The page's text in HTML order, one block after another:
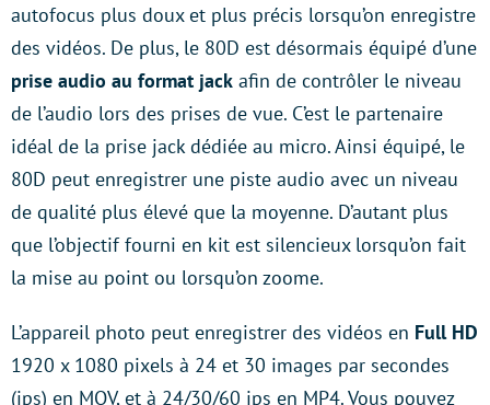
autofocus plus doux et plus précis lorsqu’on enregistre
des vidéos. De plus, le 80D est désormais équipé d’une
prise audio au format jack afin de contrôler le niveau
de l’audio lors des prises de vue. C’est le partenaire
idéal de la prise jack dédiée au micro. Ainsi équipé, le
80D peut enregistrer une piste audio avec un niveau
de qualité plus élevé que la moyenne. D’autant plus
que l’objectif fourni en kit est silencieux lorsqu’on fait
la mise au point ou lorsqu’on zoome.
L’appareil photo peut enregistrer des vidéos en Full HD
1920 x 1080 pixels à 24 et 30 images par secondes
(ips) en MOV, et à 24/30/60 ips en MP4. Vous pouvez